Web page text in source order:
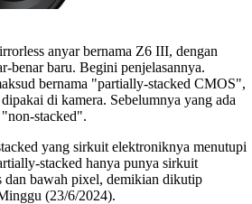
anyar bernama Z6 III, dengan
benar baru. Begini penjelasannya.
bernama "partially-stacked CMOS",
di kamera. Sebelumnya yang ada
stacked".
yang sirkuit elektroniknya menutupi
stacked hanya punya sirkuit
dan bawah pixel, demikian dikutip
(23/6/2024).